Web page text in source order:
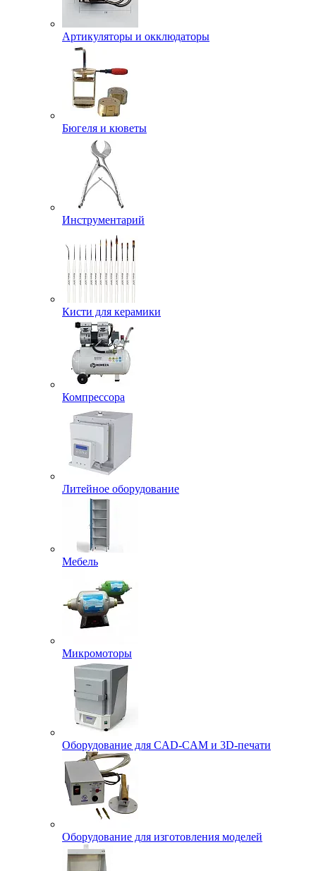
Артикуляторы и окклюдаторы
Бюгеля и кюветы
Инструментарий
Кисти для керамики
Компрессора
Литейное оборудование
Мебель
Микромоторы
Оборудование для CAD-CAM и 3D-печати
Оборудование для изготовления моделей